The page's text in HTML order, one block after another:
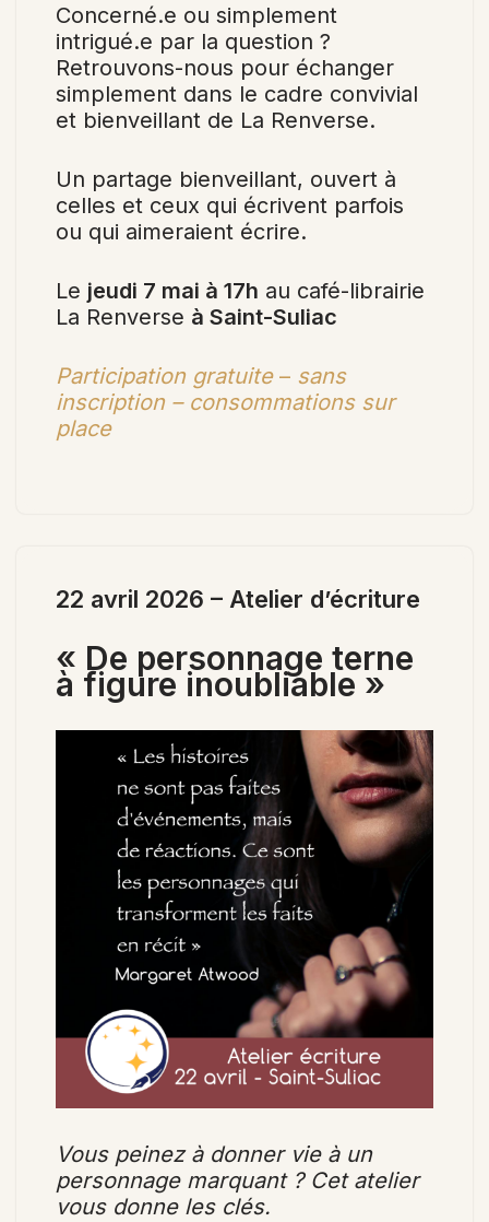
Concerné.e ou simplement
intrigué.e par la question ?
Retrouvons-nous pour échanger
simplement dans le cadre convivial
et bienveillant de La Renverse.
Un partage bienveillant, ouvert à
celles et ceux qui écrivent parfois
ou qui aimeraient écrire.
Le jeudi 7 mai à 17h au café-librairie
La Renverse à Saint-Suliac
Participation gratuite– sans
inscription – consommations sur
place
22 avril 2026 – Atelier d’écriture
« De personnage terne
à figure inoubliable »
Vous peinez à donner vie à un
personnage marquant ? Cet atelier
vous donne les clés.